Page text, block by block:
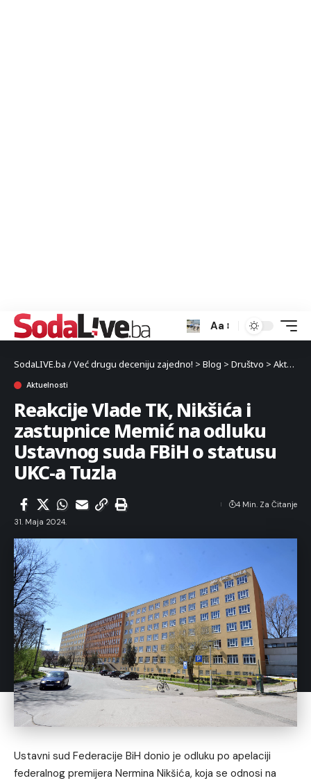
Aa
SodaLIVE.ba / Već drugu deceniju zajedno! > Blog > Društvo > Aktuelnosti
Aktuelnosti
Reakcije Vlade TK, Nikšića i
zastupnice Memić na odluku
Ustavnog suda FBiH o statusu
UKC-a Tuzla
31. Maja 2024.
4 Min. Za Čitanje
Ustavni sud Federacije BiH donio je odluku po apelaciji
federalnog premijera Nermina Nikšića, koja se odnosi na